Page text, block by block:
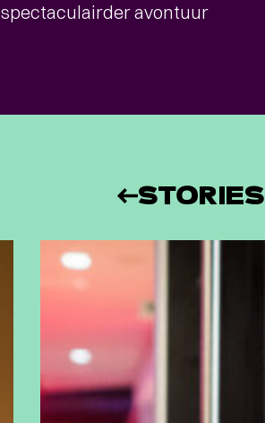
spectaculairder avontuur
STORIES